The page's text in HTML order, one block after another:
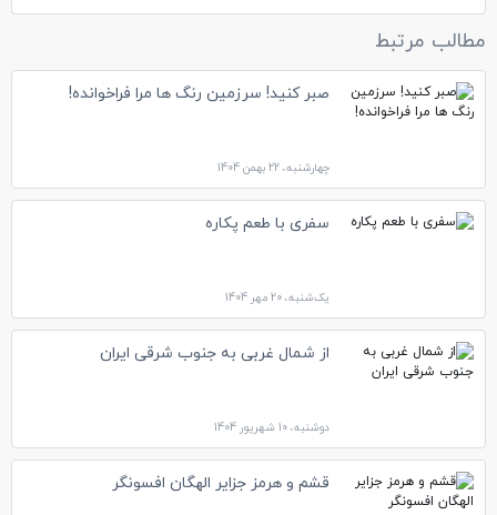
مطالب مرتبط
صبر کنید! سرزمین رنگ ها مرا فراخوانده!
چهارشنبه، 22 بهمن 1404
سفری با طعم پکاره
یک‌شنبه، 20 مهر 1404
از شمال غربی به جنوب شرقی ایران
دوشنبه، 10 شهریور 1404
قشم و هرمز جزایر الهگان افسونگر